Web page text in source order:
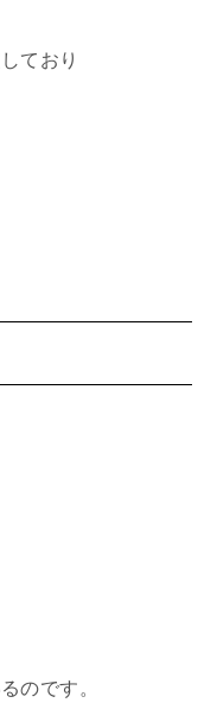
ており
のです。